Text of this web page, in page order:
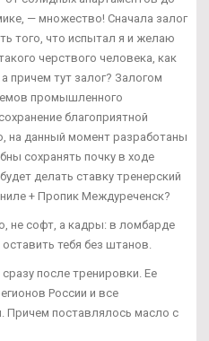
— множество! Сначала залог
того, что испытал я и желаю
черствого человека, как
причем тут залог? Залогом
промышленного
благоприятной
на данный момент разработаны
сохранять почку в ходе
делать ставку тренерский
+ Пропик Междуреченск?
не софт, а кадры: в ломбарде
тебя без штанов.
после тренировки. Ее
России и все
Причем поставлялось масло с